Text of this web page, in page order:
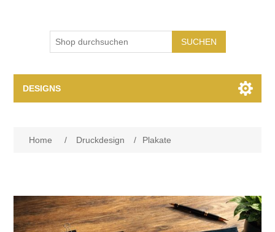
SUCHEN
DESIGNS
Home / Druckdesign / Plakate